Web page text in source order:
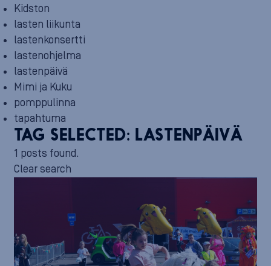
Kidston
lasten liikunta
lastenkonsertti
lastenohjelma
lastenpäivä
Mimi ja Kuku
pomppulinna
tapahtuma
TAG SELECTED: LASTENPÄIVÄ
1 posts found.
Clear search